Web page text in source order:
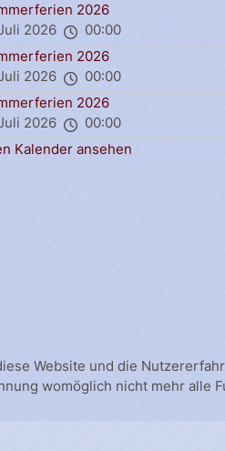
2026
2026
00:00
2026
2026
00:00
2026
2026
00:00
Kalender ansehen
Website und die
womöglich nicht mehr alle